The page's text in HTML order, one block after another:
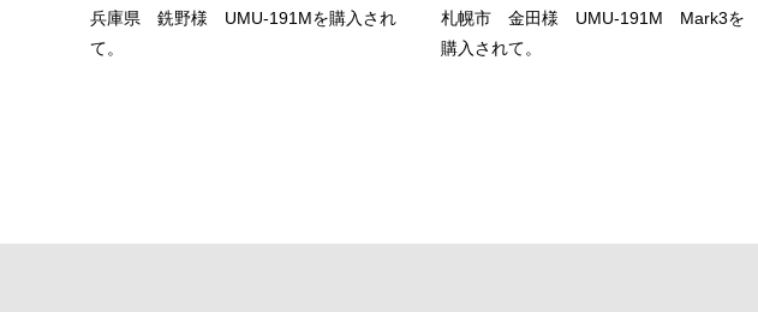
兵庫県 銑野様 UMU-191Mを購入され
て。
札幌市 金田様 UMU-191M Mark3を
購入されて。